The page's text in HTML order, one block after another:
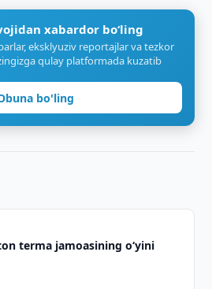
xabardor bo‘ling
eksklyuziv reportajlar va tezkor
qulay platformada kuzatib
bo'ling
terma jamoasining o‘yini